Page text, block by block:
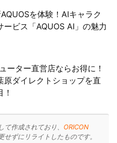
を体験！AIキャラク
ビス「AQUOS AI」の魅力
ーター直営店ならお得に！
ダイレクトショップを直
て作成されており、 ORICON
ずにリライトしたものです。